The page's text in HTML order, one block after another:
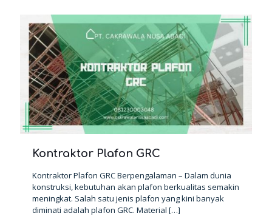
Kontraktor Plafon GRC
Kontraktor Plafon GRC Berpengalaman – Dalam dunia
konstruksi, kebutuhan akan plafon berkualitas semakin
meningkat. Salah satu jenis plafon yang kini banyak
diminati adalah plafon GRC. Material […]